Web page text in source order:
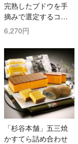
完熟したブドウを手
摘みで選定するコス
トと時間を掛けた白
ワイン2本セット！ ト
ッリ社/トレッビアー
ノ・ダブルッツォ 42
0 & コッリ・アプルテ
ィーニ 420 ぺコリー
ノ
6,270円
「杉谷本舗」五三焼
かすてら詰め合わせ